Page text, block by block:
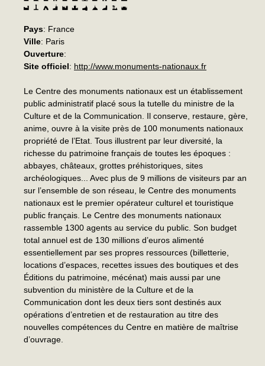
Pays: France
Ville: Paris
Ouverture:
Site officiel: http://www.monuments-nationaux.fr
Le Centre des monuments nationaux est un établissement
public administratif placé sous la tutelle du ministre de la
Culture et de la Communication. Il conserve, restaure, gère,
anime, ouvre à la visite près de 100 monuments nationaux
propriété de l’Etat. Tous illustrent par leur diversité, la
richesse du patrimoine français de toutes les époques :
abbayes, châteaux, grottes préhistoriques, sites
archéologiques... Avec plus de 9 millions de visiteurs par an
sur l’ensemble de son réseau, le Centre des monuments
nationaux est le premier opérateur culturel et touristique
public français. Le Centre des monuments nationaux
rassemble 1300 agents au service du public. Son budget
total annuel est de 130 millions d’euros alimenté
essentiellement par ses propres ressources (billetterie,
locations d’espaces, recettes issues des boutiques et des
Éditions du patrimoine, mécénat) mais aussi par une
subvention du ministère de la Culture et de la
Communication dont les deux tiers sont destinés aux
opérations d’entretien et de restauration au titre des
nouvelles compétences du Centre en matière de maîtrise
d’ouvrage.